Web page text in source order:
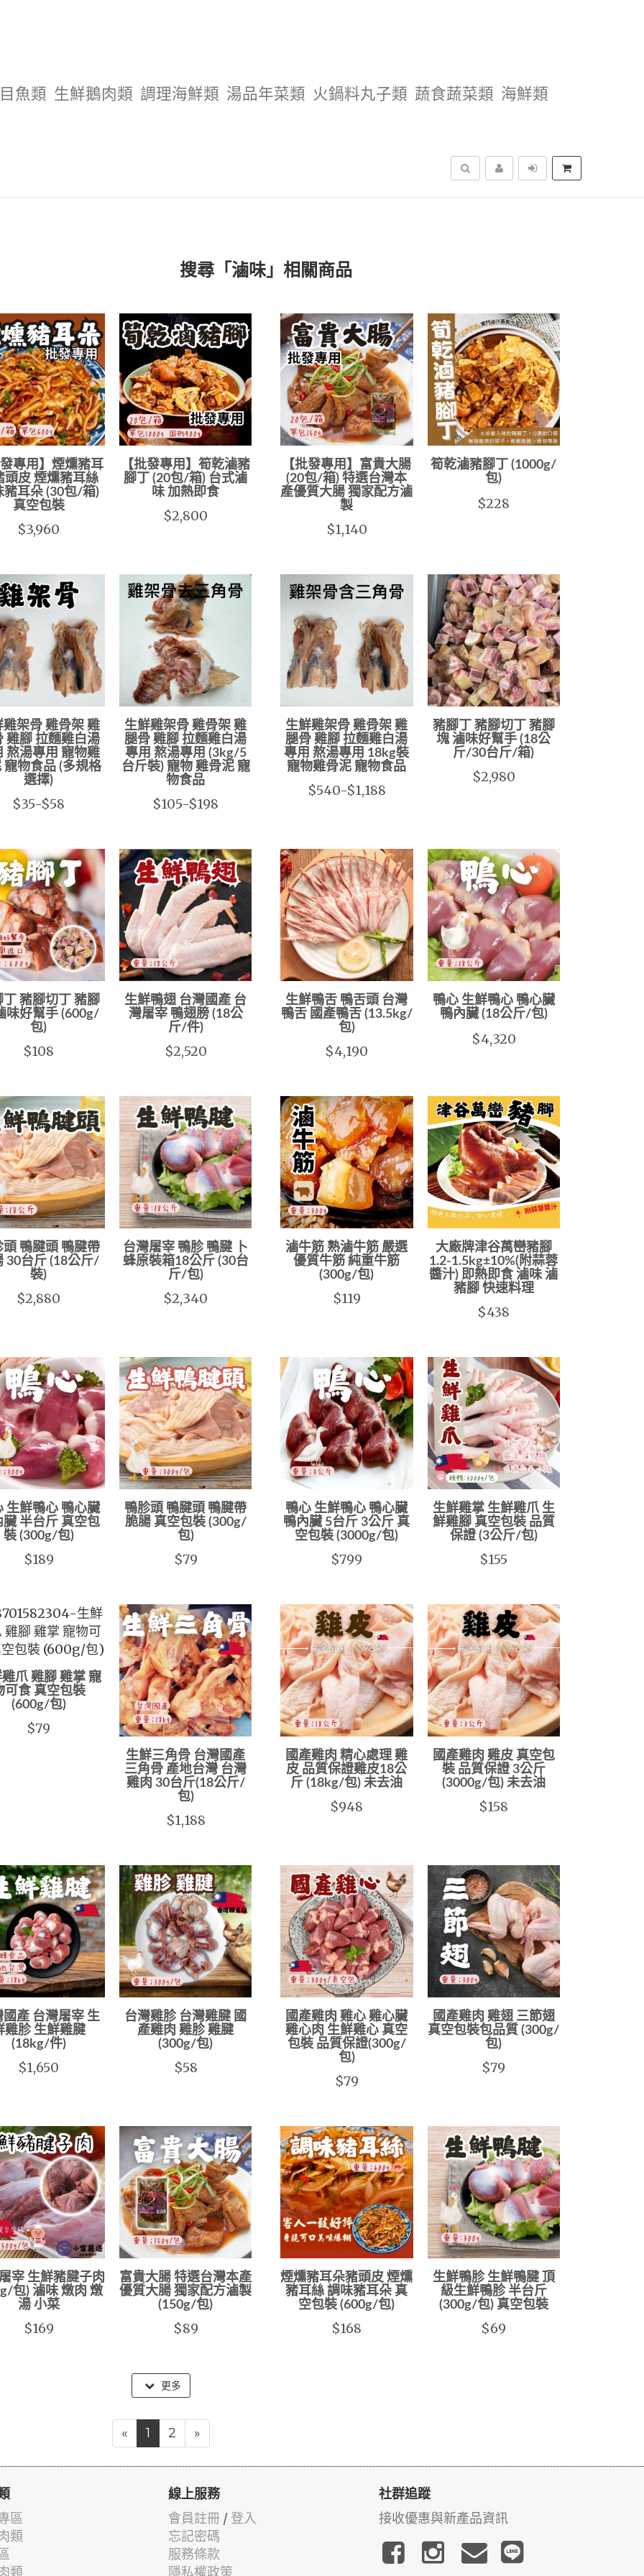
魚類 生鮮鵝肉類 調理海鮮類 湯品年菜類 火鍋料丸子類 蔬食蔬菜類 海鮮類
搜尋
搜尋「滷味」相關商品
專用】煙燻豬耳
頭皮 煙燻豬耳絲
豬耳朵 (30包/箱)
真空包裝
$3,960
【批發專用】筍乾滷豬
腳丁 (20包/箱) 台式滷
味 加熱即食
$2,800
【批發專用】富貴大腸
(20包/箱) 特選台灣本
產優質大腸 獨家配方滷
製
$1,140
筍乾滷豬腳丁 (1000g/
包)
$228
雞架骨 雞骨架 雞
雞腳 拉麵雞白湯
熬湯專用 寵物雞
寵物食品 (多規格
選擇)
$35-$58
生鮮雞架骨 雞骨架 雞
腿骨 雞腳 拉麵雞白湯
專用 熬湯專用 (3kg/5
台斤裝) 寵物 雞骨泥 寵
物食品
$105-$198
生鮮雞架骨 雞骨架 雞
腿骨 雞腳 拉麵雞白湯
專用 熬湯專用 18kg裝
寵物雞骨泥 寵物食品
$540-$1,188
豬腳丁 豬腳切丁 豬腳
塊 滷味好幫手 (18公
斤/30台斤/箱)
$2,980
丁 豬腳切丁 豬腳
味好幫手 (600g/
包)
$108
生鮮鴨翅 台灣國產 台
灣屠宰 鴨翅膀 (18公
斤/件)
$2,520
生鮮鴨舌 鴨舌頭 台灣
鴨舌 國產鴨舌 (13.5kg/
包)
$4,190
鴨心 生鮮鴨心 鴨心臟
鴨內臟 (18公斤/包)
$4,320
頭 鴨腱頭 鴨腱帶
30台斤 (18公斤/
裝)
$2,880
台灣屠宰 鴨胗 鴨腱 卜
蜂原裝箱18公斤 (30台
斤/包)
$2,340
滷牛筋 熟滷牛筋 嚴選
優質牛筋 純重牛筋
(300g/包)
$119
大廠牌津谷萬巒豬腳
1.2-1.5kg±10%(附蒜蓉
醬汁) 即熱即食 滷味 滷
豬腳 快速料理
$438
生鮮鴨心 鴨心臟
臟 半台斤 真空包
裝 (300g/包)
$189
鴨胗頭 鴨腱頭 鴨腱帶
脆腸 真空包裝 (300g/
包)
$79
鴨心 生鮮鴨心 鴨心臟
鴨內臟 5台斤 3公斤 真
空包裝 (3000g/包)
$799
生鮮雞掌 生鮮雞爪 生
鮮雞腳 真空包裝 品質
保證 (3公斤/包)
$155
爪 雞腳 雞掌 寵
可食 真空包裝
(600g/包)
$79
生鮮三角骨 台灣國產
三角骨 產地台灣 台灣
雞肉 30台斤(18公斤/
包)
$1,188
國產雞肉 精心處理 雞
皮 品質保證雞皮18公
斤 (18kg/包) 未去油
$948
國產雞肉 雞皮 真空包
裝 品質保證 3公斤
(3000g/包) 未去油
$158
國產 台灣屠宰 生
雞胗 生鮮雞腱
(18kg/件)
$1,650
台灣雞胗 台灣雞腱 國
產雞肉 雞胗 雞腱
(300g/包)
$58
國產雞肉 雞心 雞心臟
雞心肉 生鮮雞心 真空
包裝 品質保證(300g/
包)
$79
國產雞肉 雞翅 三節翅
真空包裝包品質 (300g/
包)
$79
宰 生鮮豬腱子肉
包) 滷味 燉肉 燉
湯 小菜
$169
富貴大腸 特選台灣本產
優質大腸 獨家配方滷製
(150g/包)
$89
煙燻豬耳朵豬頭皮 煙燻
豬耳絲 調味豬耳朵 真
空包裝 (600g/包)
$168
生鮮鴨胗 生鮮鴨腱 頂
級生鮮鴨胗 半台斤
(300g/包) 真空包裝
$69
更多
« 1 2 »
區
類
類
線上服務
會員註冊 / 登入
忘記密碼
服務條款
隱私權政策
社群追蹤
接收優惠與新產品資訊